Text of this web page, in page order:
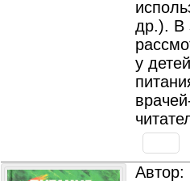
др.). В
у
Автор: